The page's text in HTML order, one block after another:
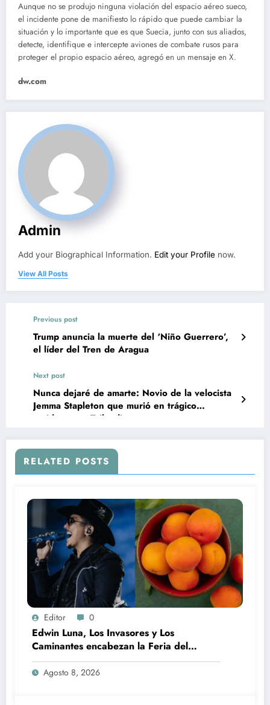
Aunque no se produjo ninguna violación del espacio aéreo sueco,
el incidente pone de manifiesto lo rápido que puede cambiar la
situación y lo importante que es que Suecia, junto con sus aliados,
detecte, identifique e intercepte aviones de combate rusos para
proteger el propio espacio aéreo, agregó en un mensaje en X.
dw.com
Admin
Add your Biographical Information. Edit your Profile now.
View All Posts
Previous post
Trump anuncia la muerte del ‘Niño Guerrero’,
el líder del Tren de Aragua
Next post
Nunca dejaré de amarte: Novio de la velocista
Jemma Stapleton que murió en trágico
accidente en Tailandia
RELATED POSTS
Editor 0
Edwin Luna, Los Invasores y Los
Caminantes encabezan la Feria del
Durazno en Tetela de Ocampo
Agosto 8, 2026